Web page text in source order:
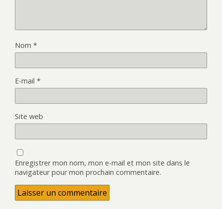
Nom *
E-mail *
Site web
Enregistrer mon nom, mon e-mail et mon site dans le
navigateur pour mon prochain commentaire.